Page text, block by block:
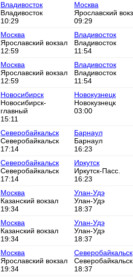
Владивосток
Владивосток
10:29
Москва
Ярославский
09:29
Москва
Ярославский вокзал
12:59
Владивосток
Владивосток
11:54
Москва
Ярославский вокзал
12:59
Владивосток
Владивосток
11:54
Новосибирск
Новосибирск-
главный
15:11
Новокузнецк
Новокузнецк
03:00
Северобайкальск
Северобайкальск
17:14
Барнаул
Барнаул
16:23
Северобайкальск
Северобайкальск
17:14
Иркутск
Иркутск-Пасс.
16:23
Москва
Казанский вокзал
19:34
Улан-Удэ
Улан-Удэ
18:37
Москва
Казанский вокзал
19:34
Улан-Удэ
Улан-Удэ
18:37
Москва
Ярославский вокзал
19:34
Северобайкальск
Северобайкальск
18:37